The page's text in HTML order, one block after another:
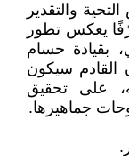
والتقدير
يعكس تطور
بقيادة حسام
القادم سيكون
على تحقيق
جماهيرها.